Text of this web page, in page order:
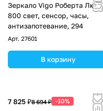
Зеркало Vigo Роберта Люкс
800 свет, сенсор, часы,
антизапотевание, 294
Арт. 27601
В корзину
7 825 ₽8 694 ₽ -10%